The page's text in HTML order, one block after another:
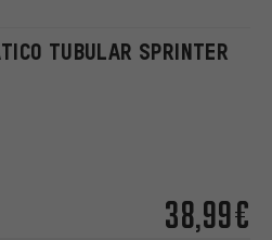
TUBULAR SPRINTER
38,99€